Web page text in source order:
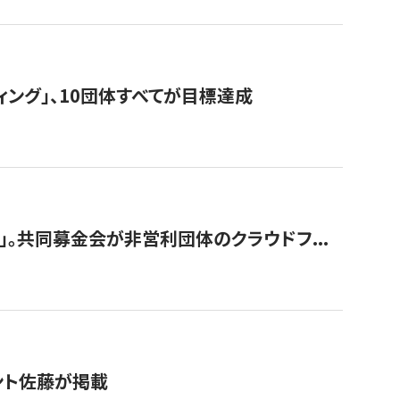
グ」、10団体すべてが目標達成
。共同募金会が非営利団体のクラウドフ...
佐藤が掲載